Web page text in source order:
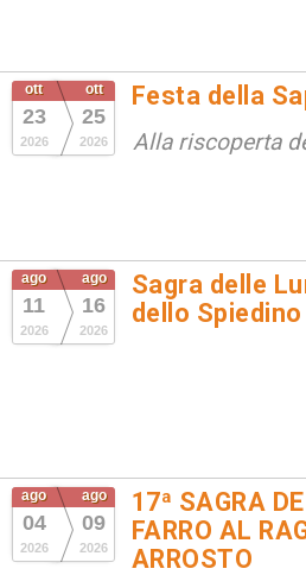
ott
23
2026
ott
25
2026
Festa della
Alla riscoperta
ago
11
2026
ago
16
2026
Sagra delle
dello Spiedino
ago
04
2026
ago
09
2026
17ª SAGRA
FARRO AL
ARROSTO